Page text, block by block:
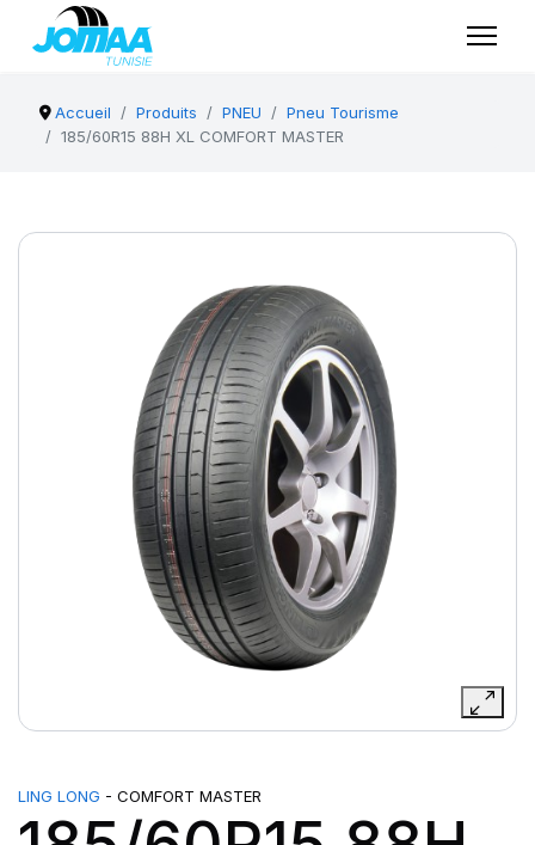
Accueil Produits PNEU
Pneu Tourisme
185/60R15 88H XL COMFORT MASTER
LING LONG - COMFORT MASTER